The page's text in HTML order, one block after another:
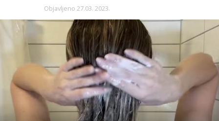
Objavljeno 27.03. 2023.